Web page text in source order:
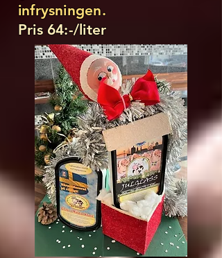
infrysningen.
Pris 64:-/liter